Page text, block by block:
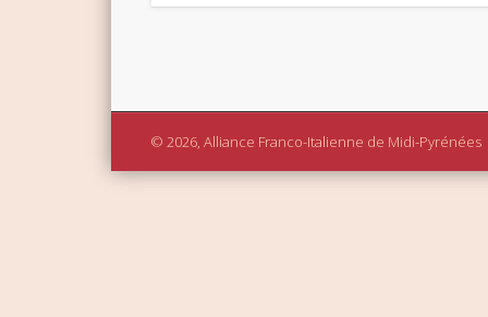
© 2026, Alliance Franco-Italienne de Midi-Pyrénées